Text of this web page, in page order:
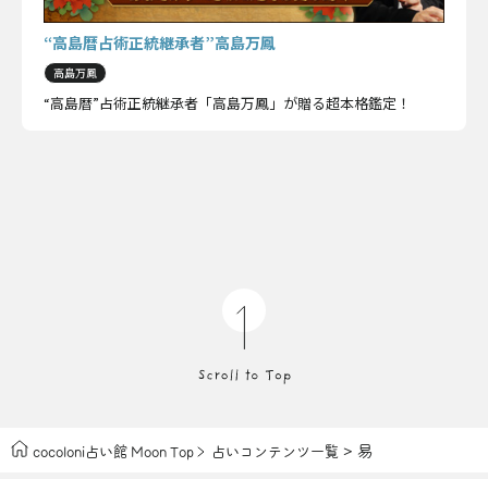
“高島暦占術正統継承者”高島万鳳
高島万鳳
“高島暦”占術正統継承者「高島万鳳」が贈る超本格鑑定！
cocoloni占い館 Moon Top 占いコンテンツ一覧 > 易